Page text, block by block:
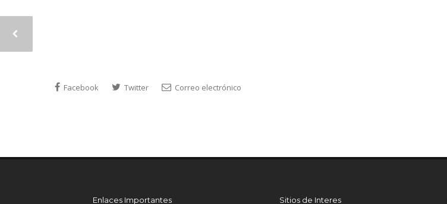
Facebook Twitter Correo electrónico
Enlaces Importantes Sitios de Interes